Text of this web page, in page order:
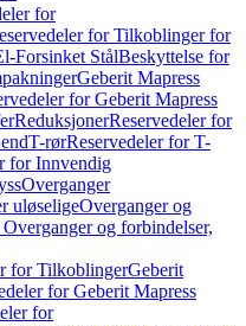
for
for Tilkoblinger for
Forsinket StålBeskyttelse for
Geberit Mapress
for Geberit Mapress
ReduksjonerReservedeler for
T-rørReservedeler for T-
for Innvendig
Overganger
uløseligeOverganger og
og forbindelser,
for TilkoblingerGeberit
for Geberit Mapress
for